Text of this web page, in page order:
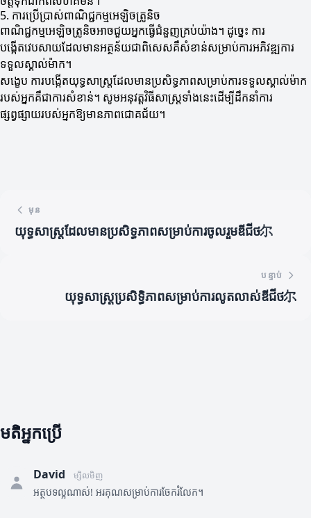
5. ការប្រើប្រាស់ពាណិជ្ជកម្មអេឡិចត្រូនិច
ពាណិជ្ជកម្មអេឡិចត្រូនិចអាចជួយអ្នកធ្វើជំនួញគ្រប់យ៉ាង។ ដូច្នេះ ការ
បង្កើតវេបសាយដែលមានអត្ថន័យជាពិសេសគឺសំខាន់សម្រាប់ការអភិវឌ្ឍការ
ទទួលស្គាល់ម៉ាក។
សង្ខេប ការបង្កើតយុទ្ធសាស្ត្រដែលមានប្រសិទ្ធភាពសម្រាប់ការទទួលស្គាល់ម៉ាក
របស់អ្នកគឺជាការសំខាន់។ សូមអនុវត្តវិធីសាស្ត្រទាំងនេះដើម្បីដឹកនាំការ
ផ្សព្វផ្សាយរបស់អ្នកឱ្យមានភាពជោគជ័យ។
មុន
យុទ្ធសាស្ត្រដែលមានប្រសិទ្ធភាពសម្រាប់ការចូលរួមឌីជីថ尔
បន្ទាប់
យុទ្ធសាស្ត្រប្រសិទ្ធិភាពសម្រាប់ការលូតលាស់ឌីជីថ尔
មតិអ្នកប្រើ
David ម្សិលមិញ
អត្ថបទល្អណាស់! អរគុណសម្រាប់ការចែករំលែក។